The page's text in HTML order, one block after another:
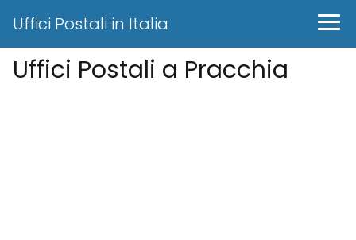
Uffici Postali in Italia
Uffici Postali a Pracchia